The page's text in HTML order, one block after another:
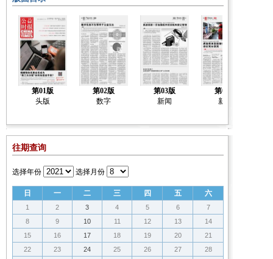
第01版
头版
第02版
数字
第03版
新闻
第04版
新闻
往期查询
选择年份 选择月份
日 一 二 三 四 五 六
1 2 3 4 5 6
7
8
9 10 11 12 13
14
15
16 17 18 19 20
21
22
23 24 25 26 27
28